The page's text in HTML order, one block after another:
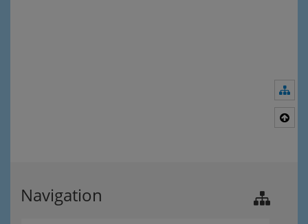
Navigation